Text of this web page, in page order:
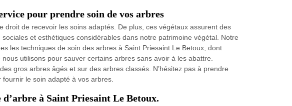
pour prendre soin de vos arbres
droit de recevoir les soins adaptés. De plus, ces végétaux assurent des
et esthétiques considérables dans notre patrimoine végétal. Notre
les techniques de soin des arbres à Saint Priesaint Le Betoux, dont
nous utilisons pour sauver certains arbres sans avoir à les abattre.
gros arbres âgés et sur des arbres classés. N’hésitez pas à prendre
le soin adapté à vos arbres.
à Saint Priesaint Le Betoux.